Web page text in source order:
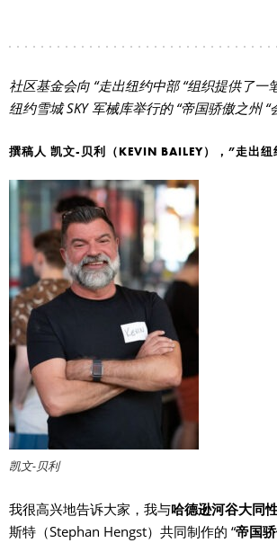
社区基金会向 “走出纽约中部 “组织提供了一
纽约雪城 SKY 军械库举行的 “帝国骄傲之州 “
撰稿人凯文-贝利（KEVIN BAILEY），”走出
凯文-贝利
我很高兴地告诉大家，我与哈德逊河谷大同
斯特（Stephan Hengst）共同制作的 “帝国